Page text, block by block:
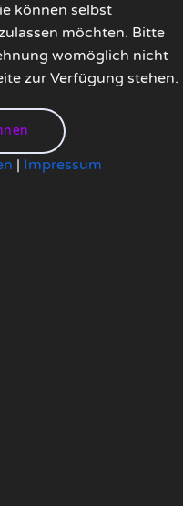
können selbst
möchten. Bitte
womöglich nicht
zur Verfügung stehen.
| Impressum